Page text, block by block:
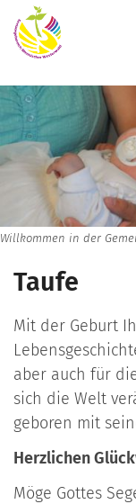
Zum Inhalt springen
Willkommen in der
Taufe
Mit der Geburt
aber auch für
sich die Welt
geboren mit
Herzlichen
Möge Gottes